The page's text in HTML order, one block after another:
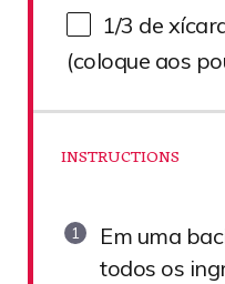
1/3 de
(coloque aos
INSTRUCTIONS
Em uma
todos os